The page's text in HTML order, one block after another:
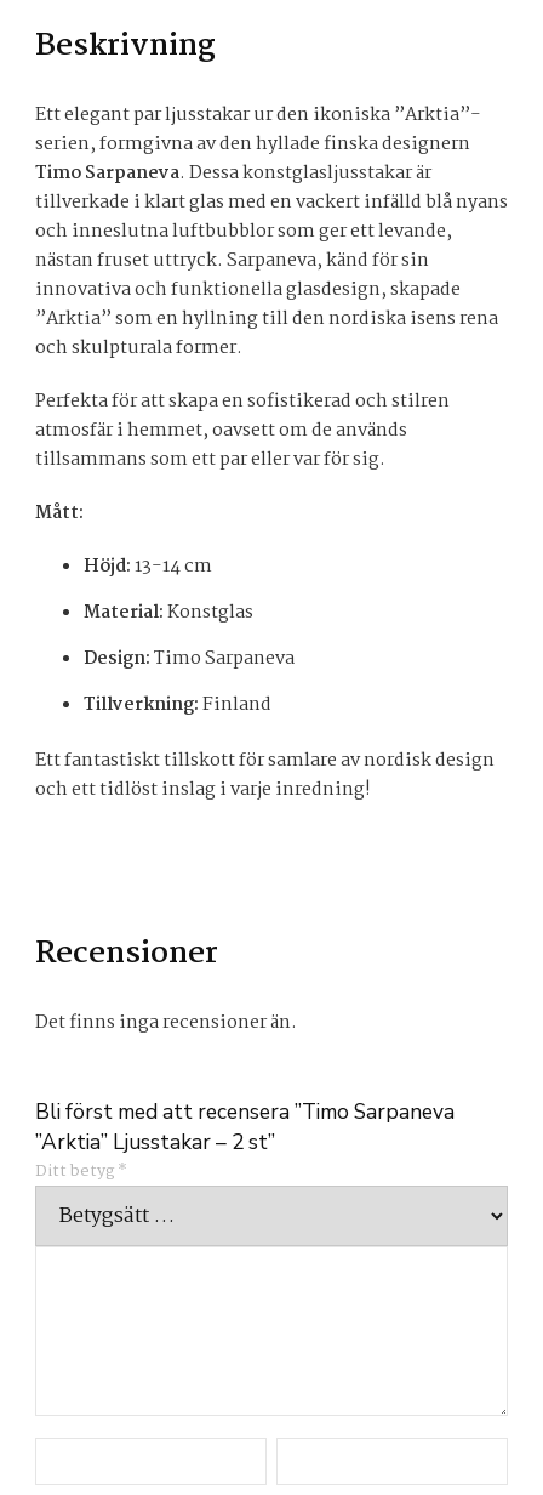
Beskrivning
Ett elegant par ljusstakar ur den ikoniska ”Arktia”-
serien, formgivna av den hyllade finska designern
Timo Sarpaneva. Dessa konstglasljusstakar är
tillverkade i klart glas med en vackert infälld blå nyans
och inneslutna luftbubblor som ger ett levande,
nästan fruset uttryck. Sarpaneva, känd för sin
innovativa och funktionella glasdesign, skapade
”Arktia” som en hyllning till den nordiska isens rena
och skulpturala former.
Perfekta för att skapa en sofistikerad och stilren
atmosfär i hemmet, oavsett om de används
tillsammans som ett par eller var för sig.
Mått:
Höjd:13-14 cm
Material:Konstglas
Design:Timo Sarpaneva
Tillverkning:Finland
Ett fantastiskt tillskott för samlare av nordisk design
och ett tidlöst inslag i varje inredning!
Recensioner
Det finns inga recensioner än.
Bli först med att recensera ”Timo Sarpaneva
”Arktia” Ljusstakar – 2 st”
Ditt betyg*